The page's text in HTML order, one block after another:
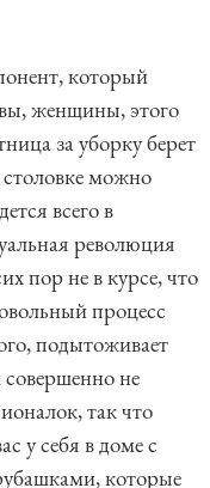
который
женщины, этого
за уборку берет
можно
всего в
революция
пор не в курсе, что
процесс
подытоживает
не
так что
у себя в доме с
которые